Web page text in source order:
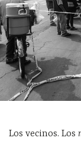
Los vecinos. Los